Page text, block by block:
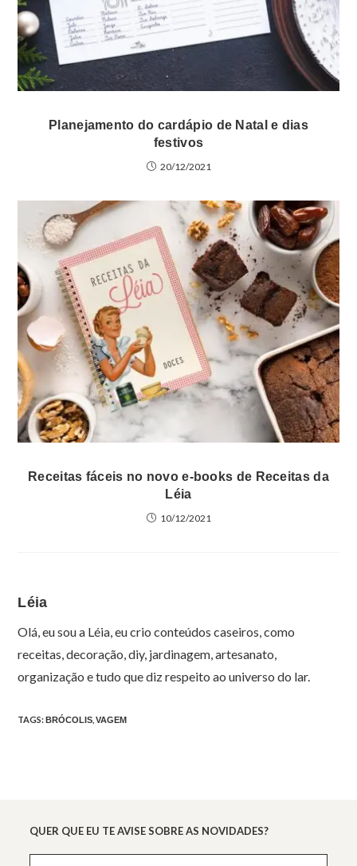
Planejamento do cardápio de Natal e dias
festivos
20/12/2021
Receitas fáceis no novo e-books de Receitas da
Léia
10/12/2021
Léia
Olá, eu sou a Léia, eu crio conteúdos caseiros, como
receitas, decoração, diy, jardinagem, artesanato,
organização e tudo que diz respeito ao universo do lar.
TAGS:BRÓCOLIS VAGEM
QUER QUE EU TE AVISE SOBRE AS NOVIDADES?